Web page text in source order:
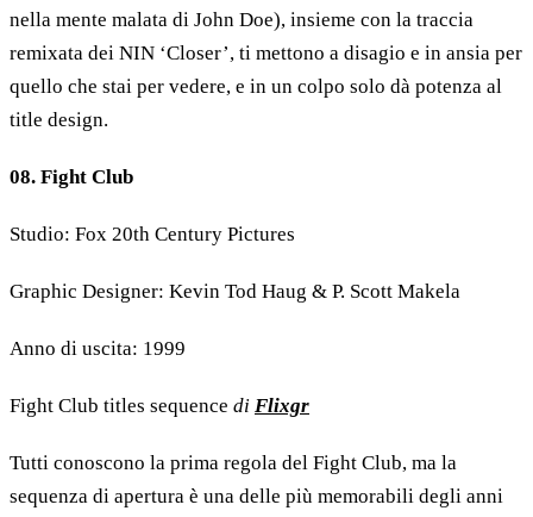
nella mente malata di John Doe), insieme con la traccia
remixata dei NIN ‘Closer’, ti mettono a disagio e in ansia per
quello che stai per vedere, e in un colpo solo dà potenza al
title design.
08. Fight Club
Studio: Fox 20th Century Pictures
Graphic Designer: Kevin Tod Haug & P. Scott Makela
Anno di uscita: 1999
Fight Club titles sequence di Flixgr
Tutti conoscono la prima regola del Fight Club, ma la
sequenza di apertura è una delle più memorabili degli anni